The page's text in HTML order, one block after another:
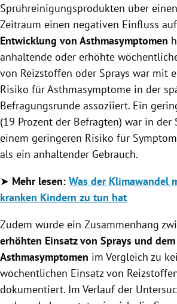
Sprühreinigungsprodukten über
Zeitraum einen negativen Einfluss
Entwicklung von Asthmasymptomen
anhaltende oder erhöhte
von Reizstoffen oder Sprays war mit
Risiko für Asthmasymptome in der
Befragungsrunde assoziiert. Ein
(19 Prozent der Befragten) war in der
einem geringeren Risiko für
als ein anhaltender Gebrauch.
➤ Mehr lesen: Was der Klimawandel
kranken Kindern zu tun hat
Zudem wurde ein Zusammenhang
erhöhten Einsatz von Sprays und
Asthmasymptomen im Vergleich zu
wöchentlichen Einsatz von
dokumentiert. Im Verlauf der